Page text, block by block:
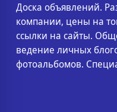
Доска объявлений.
компании, цены на
ссылки на сайты.
ведение личных
фотоальбомов.